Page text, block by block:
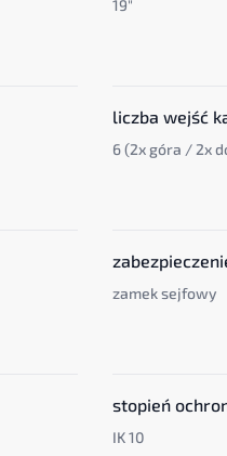
19"
liczba wejść
6 (2x góra / 2x
zamek sejfowy
stopień
IK 10